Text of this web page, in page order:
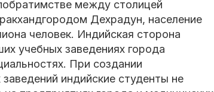
между столицей
Дехрадун, население
человек. Индийская сторона
учебных заведениях города
При создании
индийские студенты не